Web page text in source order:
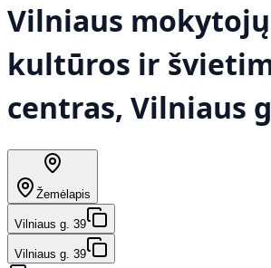
Vilniaus
kultūros ir
centras, Vilniaus
Žemėlapis
Vilniaus g. 39
Vilniaus g. 39